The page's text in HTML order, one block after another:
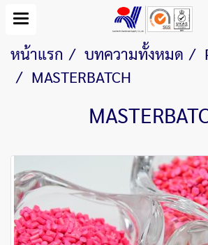
หน้าแรก บทความทั้งหมด
MASTERBATCH